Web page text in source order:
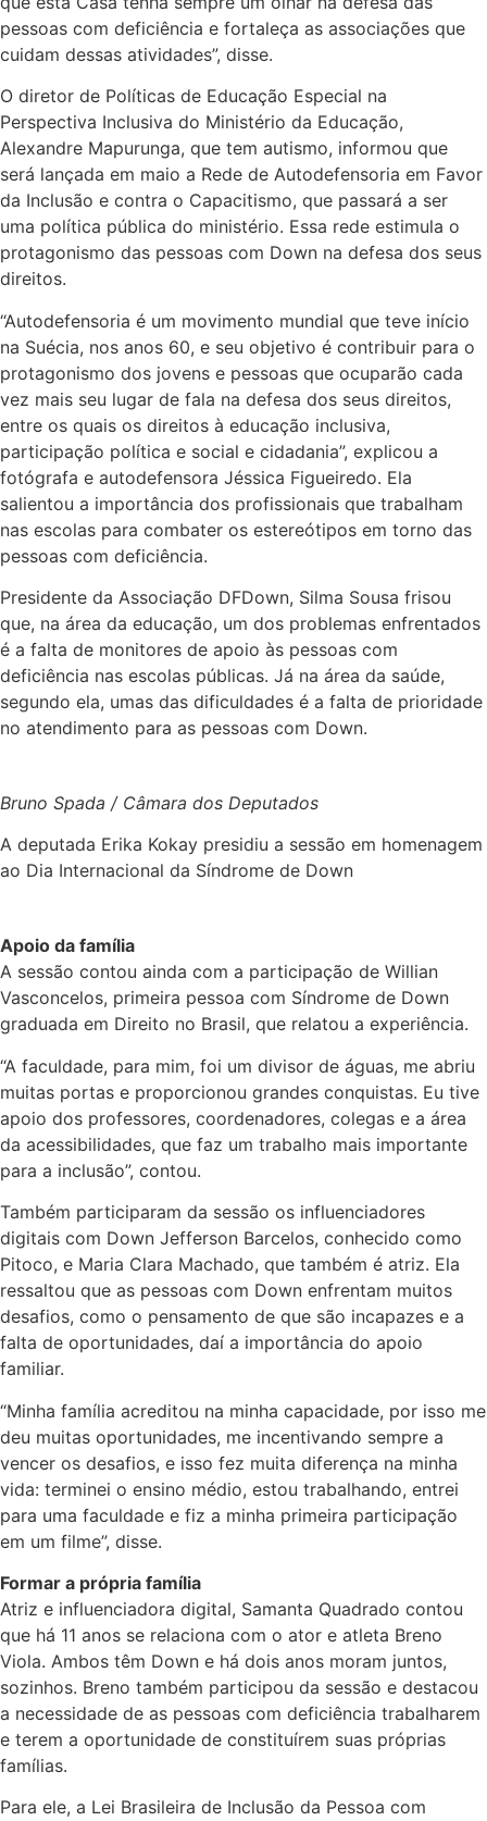
pessoas com deficiência e fortaleça as associações que
cuidam dessas atividades”, disse.
O diretor de Políticas de Educação Especial na
Perspectiva Inclusiva do Ministério da Educação,
Alexandre Mapurunga, que tem autismo, informou que
será lançada em maio a Rede de Autodefensoria em Favor
da Inclusão e contra o Capacitismo, que passará a ser
uma política pública do ministério. Essa rede estimula o
protagonismo das pessoas com Down na defesa dos seus
direitos.
“Autodefensoria é um movimento mundial que teve início
na Suécia, nos anos 60, e seu objetivo é contribuir para o
protagonismo dos jovens e pessoas que ocuparão cada
vez mais seu lugar de fala na defesa dos seus direitos,
entre os quais os direitos à educação inclusiva,
participação política e social e cidadania”, explicou a
fotógrafa e autodefensora Jéssica Figueiredo. Ela
salientou a importância dos profissionais que trabalham
nas escolas para combater os estereótipos em torno das
pessoas com deficiência.
Presidente da Associação DFDown, Silma Sousa frisou
que, na área da educação, um dos problemas enfrentados
é a falta de monitores de apoio às pessoas com
deficiência nas escolas públicas. Já na área da saúde,
segundo ela, umas das dificuldades é a falta de prioridade
no atendimento para as pessoas com Down.
Bruno Spada / Câmara dos Deputados
A deputada Erika Kokay presidiu a sessão em homenagem
ao Dia Internacional da Síndrome de Down
Apoio da família
A sessão contou ainda com a participação de Willian
Vasconcelos, primeira pessoa com Síndrome de Down
graduada em Direito no Brasil, que relatou a experiência.
“A faculdade, para mim, foi um divisor de águas, me abriu
muitas portas e proporcionou grandes conquistas. Eu tive
apoio dos professores, coordenadores, colegas e a área
da acessibilidades, que faz um trabalho mais importante
para a inclusão”, contou.
Também participaram da sessão os influenciadores
digitais com Down Jefferson Barcelos, conhecido como
Pitoco, e Maria Clara Machado, que também é atriz. Ela
ressaltou que as pessoas com Down enfrentam muitos
desafios, como o pensamento de que são incapazes e a
falta de oportunidades, daí a importância do apoio
familiar.
“Minha família acreditou na minha capacidade, por isso me
deu muitas oportunidades, me incentivando sempre a
vencer os desafios, e isso fez muita diferença na minha
vida: terminei o ensino médio, estou trabalhando, entrei
para uma faculdade e fiz a minha primeira participação
em um filme”, disse.
Formar a própria família
Atriz e influenciadora digital, Samanta Quadrado contou
que há 11 anos se relaciona com o ator e atleta Breno
Viola. Ambos têm Down e há dois anos moram juntos,
sozinhos. Breno também participou da sessão e destacou
a necessidade de as pessoas com deficiência trabalharem
e terem a oportunidade de constituírem suas próprias
famílias.
Para ele, a Lei Brasileira de Inclusão da Pessoa com